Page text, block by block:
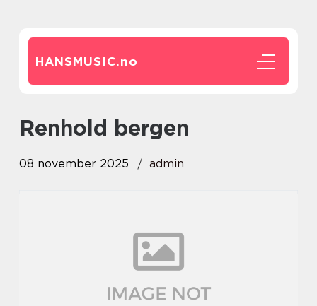
HANSMUSIC.no
renhold bergen
08 november 2025 admin